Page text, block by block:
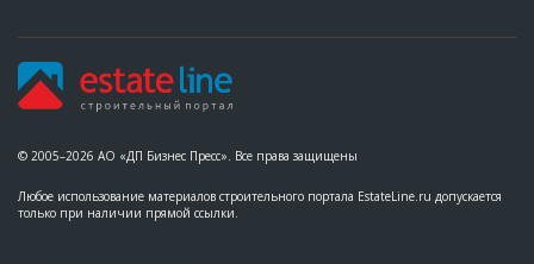
© 2005–2026 АО «ДП Бизнес Пресс». Все права защищены
Любое использование материалов строительного портала EstateLine.ru допускается
только при наличии прямой ссылки.